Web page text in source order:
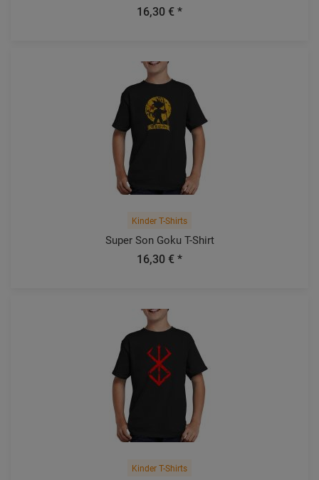
16,30 € *
Kinder T-Shirts
Super Son Goku T-Shirt
16,30 € *
Kinder T-Shirts